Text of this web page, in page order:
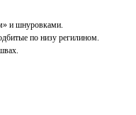
и шнуровками.
по низу регилином.